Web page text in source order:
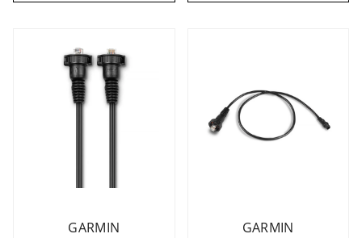
GARMIN GARMIN